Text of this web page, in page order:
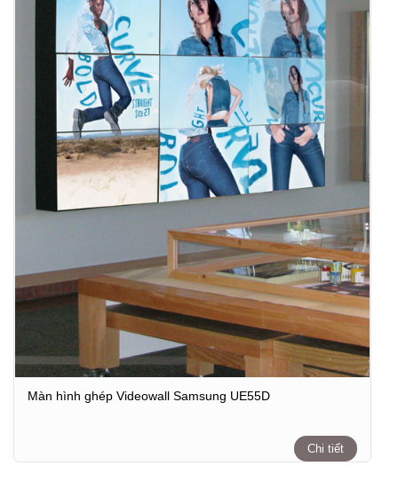
Màn hình ghép Videowall Samsung UE55D
Chi tiết